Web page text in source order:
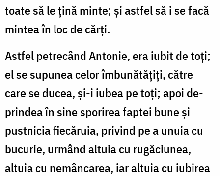
toate să le țină minte; și astfel să i se facă
mintea în loc de cărți.
Astfel petrecând Antonie, era iubit de toți;
el se su­pu­nea celor îmbunătățiți, către
care se ducea, și-i iubea pe toți; apoi de­
prindea în sine sporirea faptei bune și
pust­ni­cia fiecăruia, pri­vind pe a unuia cu
bucurie, ur­mând altuia cu rugăciunea,
altuia cu nemâncarea, iar altuia cu iubirea